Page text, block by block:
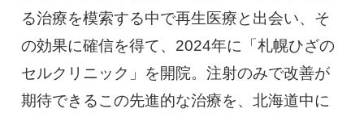
る治療を模索する中で再生医療と出会い、そ
の効果に確信を得て、2024年に「札幌ひざの
セルクリニック」を開院。注射のみで改善が
期待できるこの先進的な治療を、北海道中に